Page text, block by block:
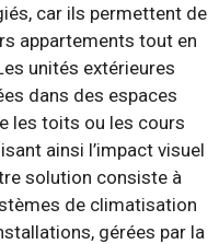
car ils permettent de
appartements tout en
unités extérieures
dans des espaces
les toits ou les cours
ainsi l’impact visuel
solution consiste à
de climatisation
gérées par la